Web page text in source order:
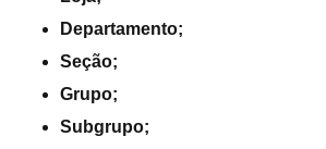
Departamento;
Seção;
Grupo;
Subgrupo;